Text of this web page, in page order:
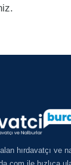
hırdavatçı ve